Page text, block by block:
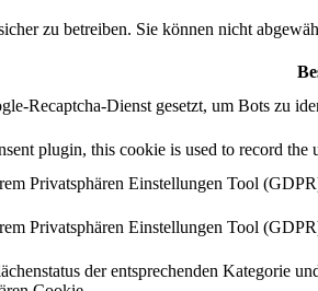
zu betreiben. Sie können nicht
Recaptcha-Dienst gesetzt, um Bots zu
plugin, this cookie is used to record
Privatsphären Einstellungen Tool
Privatsphären Einstellungen Tool
der entsprechenden Kategorie